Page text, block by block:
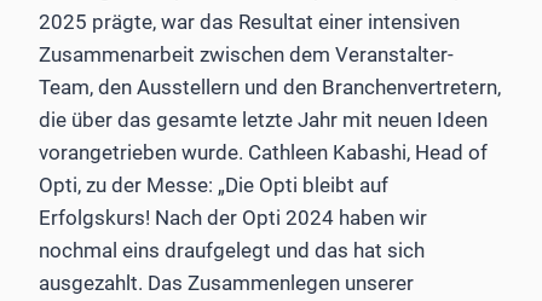
2025 prägte, war das Resultat einer intensiven
Zusammenarbeit zwischen dem Veranstalter-
Team, den Ausstellern und den Branchenvertretern,
die über das gesamte letzte Jahr mit neuen Ideen
vorangetrieben wurde. Cathleen Kabashi, Head of
Opti, zu der Messe: „Die Opti bleibt auf
Erfolgskurs! Nach der Opti 2024 haben wir
nochmal eins draufgelegt und das hat sich
ausgezahlt. Das Zusammenlegen unserer